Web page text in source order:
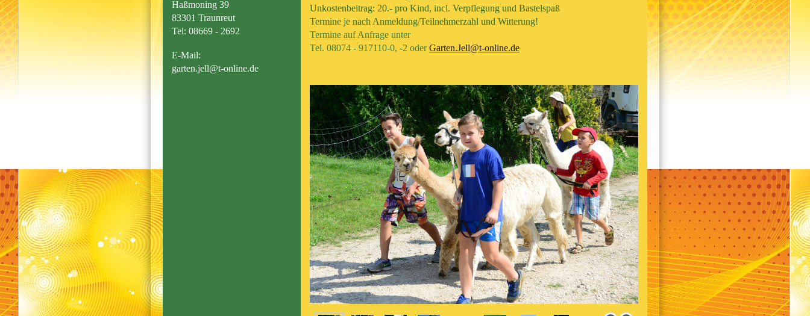
Unkostenbeitrag: 20.- pro Kind, incl. Verpflegung und Bastelspaß
Termine je nach Anmeldung/Teilnehmerzahl und Witterung!
Termine auf Anfrage unter
Tel. 08074 - 917110-0, -2 oderGarten.Jell@t-online.de
Haßmoning 39
83301 Traunreut
Tel: 08669 - 2692
E-Mail:
garten.jell@t-online.de